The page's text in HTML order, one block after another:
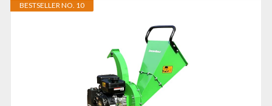
BESTSELLER NO. 10